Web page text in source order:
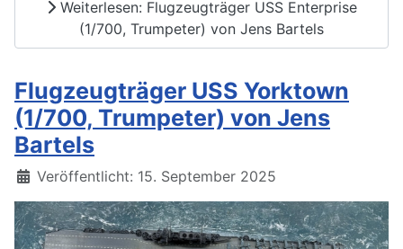
Weiterlesen: Flugzeugträger USS Enterprise
(1/700, Trumpeter) von Jens Bartels
Flugzeugträger USS Yorktown
(1/700, Trumpeter) von Jens
Bartels
Details
Veröffentlicht: 15. September 2025